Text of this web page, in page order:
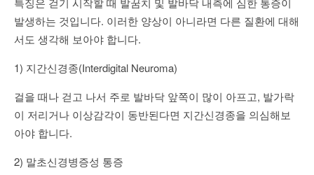
발생하는 것입니다. 이러한 양상이 아니라면 다른 질환에 대해
서도 생각해 보아야 합니다.
1) 지간신경종(Interdigital Neuroma)
걸을 때나 걷고 나서 주로 발바닥 앞쪽이 많이 아프고, 발가락
이 저리거나 이상감각이 동반된다면 지간신경종을 의심해보
아야 합니다.
2) 말초신경병증성 통증